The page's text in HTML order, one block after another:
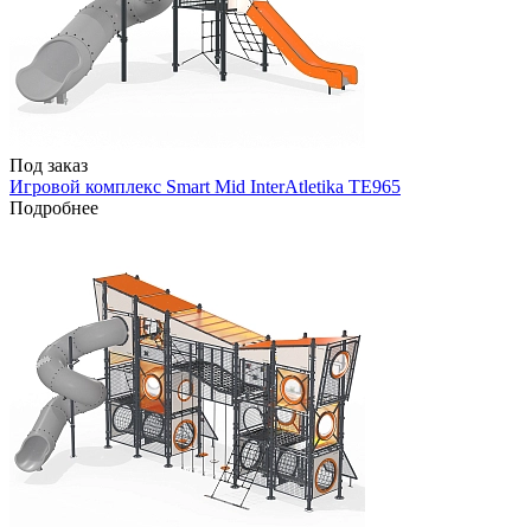
Под заказ
Игровой комплекс Smart Mid InterAtletika TE965
Подробнее